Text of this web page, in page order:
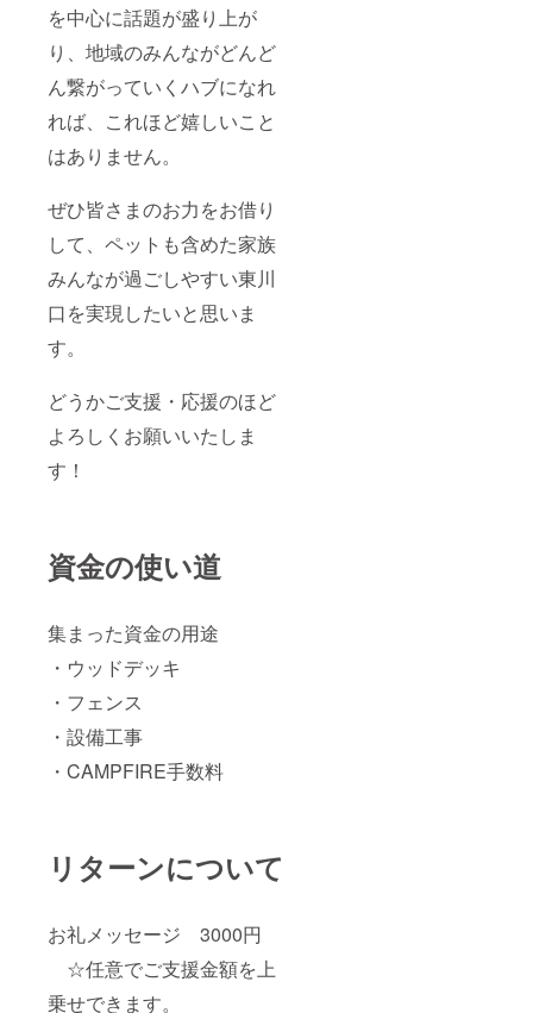
を中心に話題が盛り上が
り、地域のみんながどんど
ん繋がっていくハブになれ
れば、これほど嬉しいこと
はありません。
ぜひ皆さまのお力をお借り
して、ペットも含めた家族
みんなが過ごしやすい東川
口を実現したいと思いま
す。
どうかご支援・応援のほど
よろしくお願いいたしま
す！
資金の使い道
集まった資金の用途
・ウッドデッキ
・フェンス
・設備工事
・CAMPFIRE手数料
リターンについて
お礼メッセージ 3000円
☆任意でご支援金額を上
乗せできます。